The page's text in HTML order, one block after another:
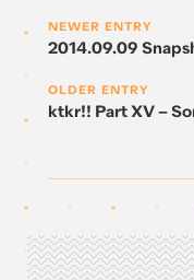
OLDER ENTRY
ktkr!! Part XV –
NEWER ENTRY
2014.09.09